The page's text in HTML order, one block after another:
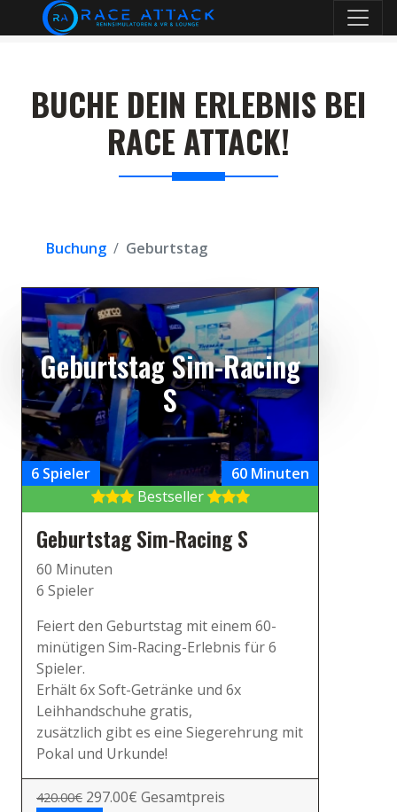
BUCHE DEIN ERLEBNIS BEI
RACE ATTACK!
Buchung Geburtstag
Geburtstag Sim-Racing
S
6 Spieler
60 Minuten
Bestseller
Geburtstag Sim-Racing S
60 Minuten
6 Spieler
Feiert den Geburtstag mit einem 60-
minütigen Sim-Racing-Erlebnis für 6
Spieler.
Erhält 6x Soft-Getränke und 6x
Leihhandschuhe gratis,
zusätzlich gibt es eine Siegerehrung mit
Pokal und Urkunde!
420.00€ 297.00€ Gesamtpreis